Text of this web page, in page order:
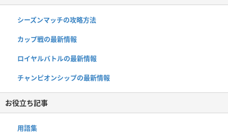
シーズンマッチの攻略方法
カップ戦の最新情報
ロイヤルバトルの最新情報
チャンピオンシップの最新情報
お役立ち記事
用語集